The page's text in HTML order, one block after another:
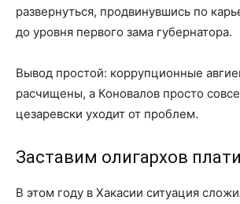
развернуться, продвинувшись по
до уровня первого зама губернатора.
Вывод простой: коррупционные
расчищены, а Коновалов просто
цезаревски уходит от проблем.
Заставим олигархов
В этом году в Хакасии ситуация